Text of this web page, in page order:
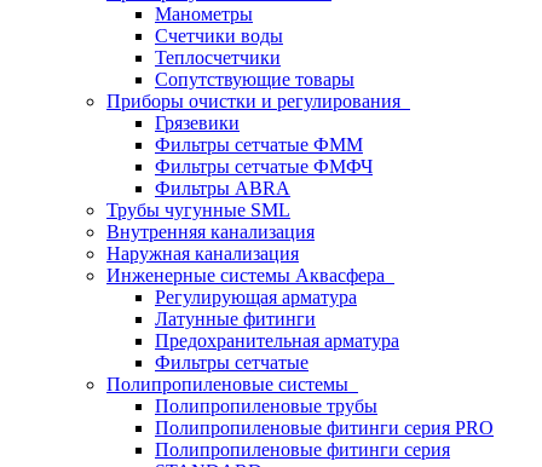
Манометры
Счетчики воды
Теплосчетчики
Сопутствующие товары
Приборы очистки и регулирования
Грязевики
Фильтры сетчатые ФММ
Фильтры сетчатые ФМФЧ
Фильтры ABRA
Трубы чугунные SML
Внутренняя канализация
Наружная канализация
Инженерные системы Аквасфера
Регулирующая арматура
Латунные фитинги
Предохранительная арматура
Фильтры сетчатые
Полипропиленовые системы
Полипропиленовые трубы
Полипропиленовые фитинги серия PRO
Полипропиленовые фитинги серия